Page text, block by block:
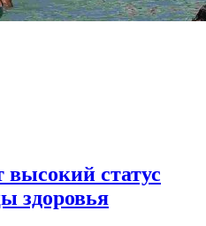
высокий статус
здоровья